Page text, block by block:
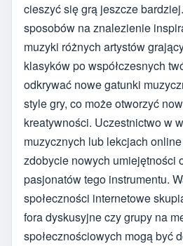
cieszyć się grą jeszcze
sposobów na znalezienie
muzyki różnych artystów
klasyków po współczesnych
odkrywać nowe gatunki
style gry, co może otworzyć
kreatywności. Uczestnictwo w
muzycznych lub lekcjach
zdobycie nowych umiejętności
pasjonatów tego instrumentu.
społeczności internetowe
fora dyskusyjne czy grupy na
społecznościowych mogą być